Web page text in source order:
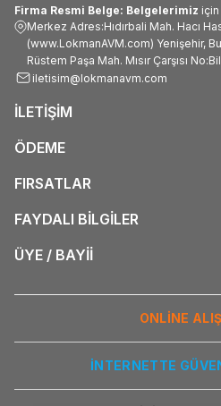
Firma Resmi Belge: Belgelerimiz için
Merkez Adres:Hıdırbali Mah. Hacı
(www.LokmanAVM.com) Yenişehir,
Rüstem Paşa Mah. Mısır Çarşısı
iletisim@lokmanavm.com
İLETİŞİM
ÖDEME
FIRSATLAR
FAYDALI BİLGİLER
ÜYE / BAYİİ
ONLİNE
İNTERNETTE